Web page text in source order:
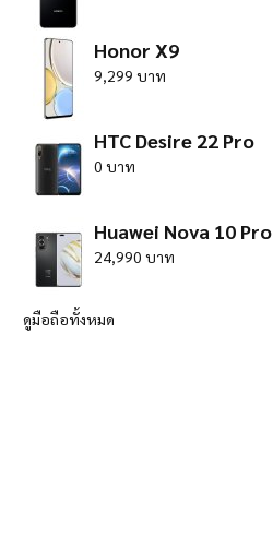
Honor X9
9,299 บาท
HTC Desire 22 Pro
0 บาท
Huawei Nova 10 Pro
24,990 บาท
ดูมือถือทั้งหมด